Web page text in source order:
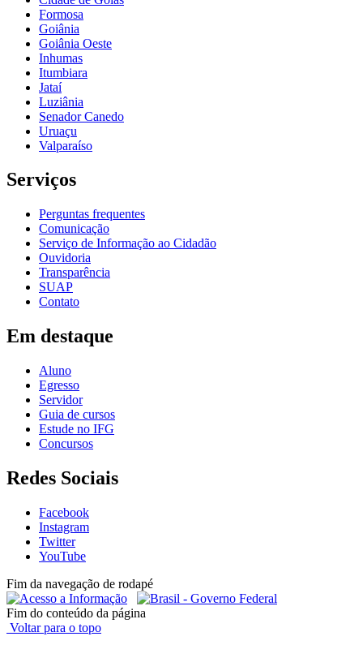
Formosa
Goiânia
Goiânia Oeste
Inhumas
Itumbiara
Jataí
Luziânia
Senador Canedo
Uruaçu
Valparaíso
Serviços
Perguntas frequentes
Comunicação
Serviço de Informação ao Cidadão
Ouvidoria
Transparência
SUAP
Contato
Em destaque
Aluno
Egresso
Servidor
Guia de cursos
Estude no IFG
Concursos
Redes Sociais
Facebook
Instagram
Twitter
YouTube
Fim da navegação de rodapé
Fim do conteúdo da página
Voltar para o topo